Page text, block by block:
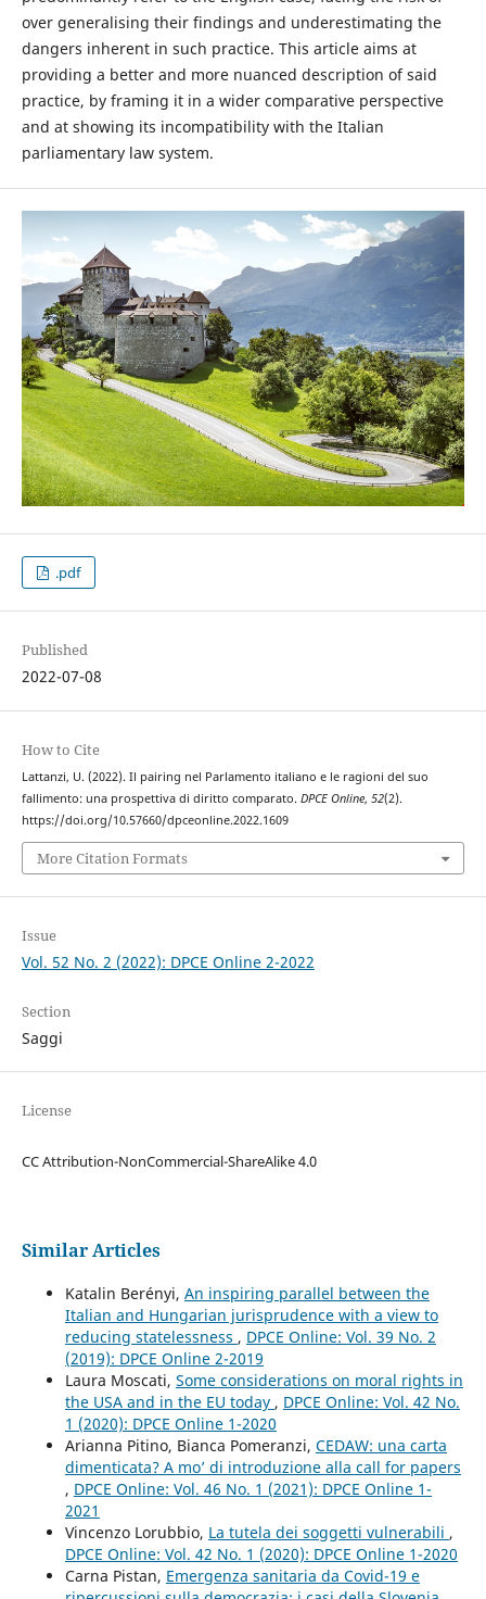
over generalising their findings and underestimating the
dangers inherent in such practice. This article aims at
providing a better and more nuanced description of said
practice, by framing it in a wider comparative perspective
and at showing its incompatibility with the Italian
parliamentary law system.
.pdf
Published
2022-07-08
How to Cite
Lattanzi, U. (2022). Il pairing nel Parlamento italiano e le ragioni del suo
fallimento: una prospettiva di diritto comparato. DPCE Online, 52(2).
https://doi.org/10.57660/dpceonline.2022.1609
More Citation Formats
Issue
Vol. 52 No. 2 (2022): DPCE Online 2-2022
Section
Saggi
License
CC Attribution-NonCommercial-ShareAlike 4.0
Similar Articles
Katalin Berényi, An inspiring parallel between the
Italian and Hungarian jurisprudence with a view to
reducing statelessness , DPCE Online: Vol. 39 No. 2
(2019): DPCE Online 2-2019
Laura Moscati, Some considerations on moral rights in
the USA and in the EU today , DPCE Online: Vol. 42 No.
1 (2020): DPCE Online 1-2020
Arianna Pitino, Bianca Pomeranzi, CEDAW: una carta
dimenticata? A mo’ di introduzione alla call for papers
, DPCE Online: Vol. 46 No. 1 (2021): DPCE Online 1-
2021
Vincenzo Lorubbio, La tutela dei soggetti vulnerabili ,
DPCE Online: Vol. 42 No. 1 (2020): DPCE Online 1-2020
Carna Pistan, Emergenza sanitaria da Covid-19 e